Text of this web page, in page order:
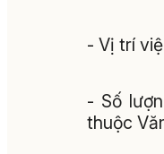
- Vị trí
- Số
thuộc